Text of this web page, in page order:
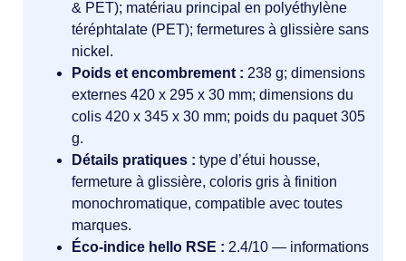
& PET); matériau principal en polyéthylène
téréphtalate (PET); fermetures à glissière sans
nickel.
Poids et encombrement : 238 g; dimensions
externes 420 x 295 x 30 mm; dimensions du
colis 420 x 345 x 30 mm; poids du paquet 305
g.
Détails pratiques : type d’étui housse,
fermeture à glissière, coloris gris à finition
monochromatique, compatible avec toutes
marques.
Éco-indice hello RSE : 2.4/10 — informations